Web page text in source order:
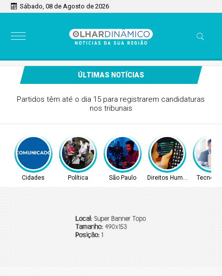
Sábado, 08 de Agosto de 2026
ÚLTIMAS NOTÍCIAS
Governo Municipal leva ações da assistência social e
Programa BPC na Escola à Comunidade do Baixão nesta
Cidades Política São Paulo Direitos Humanos